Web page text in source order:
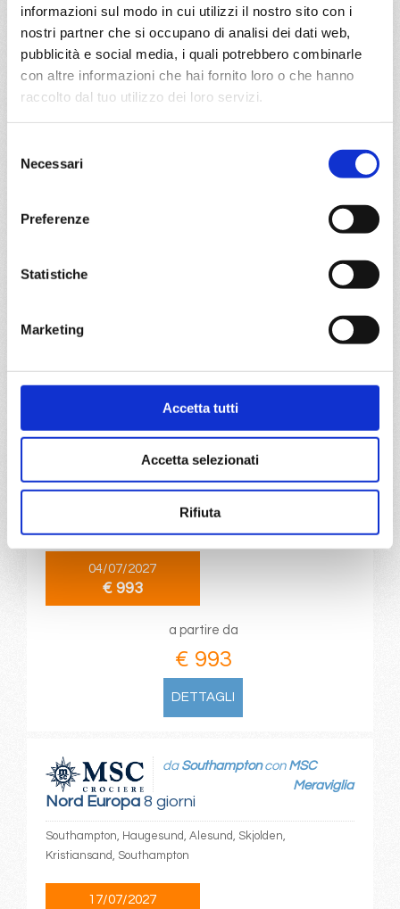
informazioni sul modo in cui utilizzi il nostro sito con i
nostri partner che si occupano di analisi dei dati web,
pubblicità e social media, i quali potrebbero combinarle
con altre informazioni che hai fornito loro o che hanno
raccolto dal tuo utilizzo dei loro servizi.
delNecessari
Preferenze
Statistiche
Marketing
Accetta tutti
Accetta selezionati
Rifiuta
DETTAGLI
daCopenhagen con
Magnifica
8 giorni
daWarnemündeconMSC
Warnemünde, Stavanger, Bergen, Kristiansand, Oslo,
04/07/2027
€ 993
a partire da
€ 993
DETTAGLI
Nord Europa8 giorni
da Southamptoncon MSC
Meraviglia
Southampton, Haugesund, Alesund, Skjolden,
Kristiansand, Southampton
17/07/2027